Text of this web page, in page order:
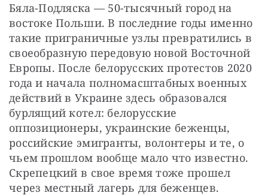
Бяла-Подляска — 50-тысячный город на
востоке Польши. В последние годы именно
такие приграничные узлы превратились в
своеобразную передовую новой Восточной
Европы. После белорусских протестов 2020
года и начала полномасштабных военных
действий в Украине здесь образовался
бурлящий котел: белорусские
оппозиционеры, украинские беженцы,
российские эмигранты, волонтеры и те, о
чьем прошлом вообще мало что известно.
Скрепецкий в свое время тоже прошел
через местный лагерь для беженцев.